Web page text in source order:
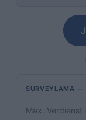
SURVEYLAMA —
Max. Verdienst